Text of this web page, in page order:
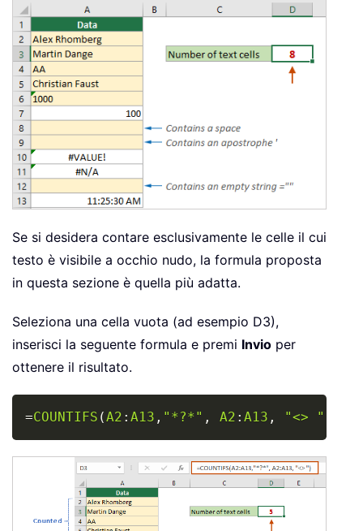
Se si desidera contare esclusivamente le celle il cui
testo è visibile a occhio nudo, la formula proposta
in questa sezione è quella più adatta.
Seleziona una cella vuota (ad esempio D3),
inserisci la seguente formula e premi Invio per
ottenere il risultato.
=COUNTIFS (A2 : A13 , "*?*" , A2 : A13 , "<> "
Copy